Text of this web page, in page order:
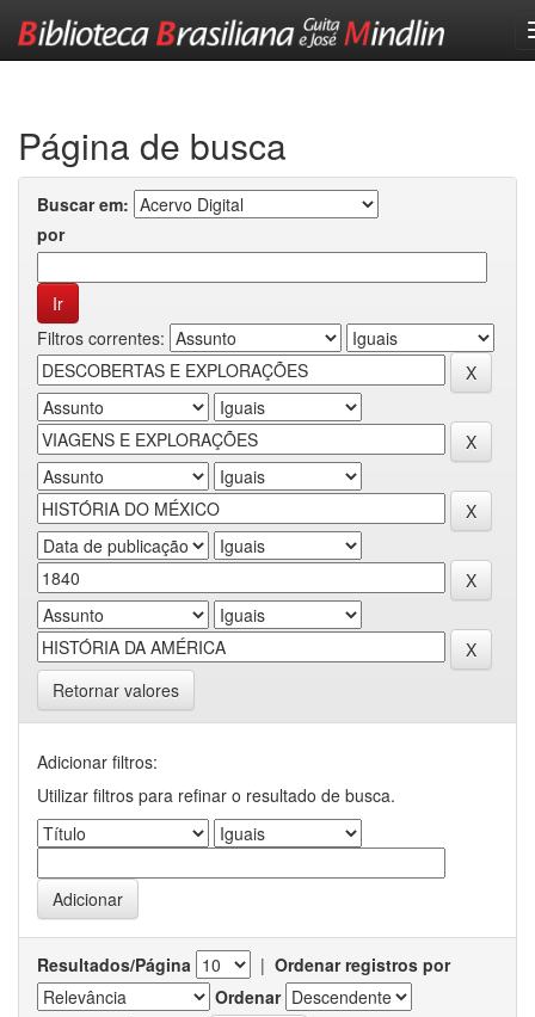
Página de busca
Buscar em:
por
Filtros correntes:
Retornar valores
Adicionar filtros:
Utilizar filtros para refinar o resultado de busca.
Resultados/Página | Ordenar registros por
Ordenar